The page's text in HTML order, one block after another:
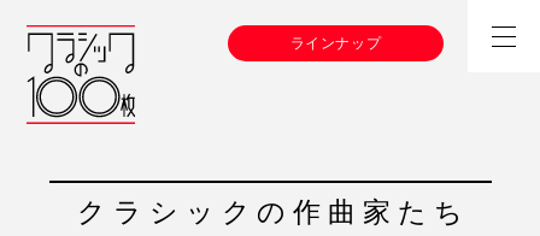
ラインナップ
クラシックの作曲家たち